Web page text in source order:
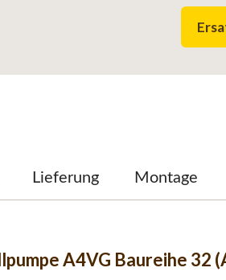
Lieferung Montage
A4VG Baureihe 32